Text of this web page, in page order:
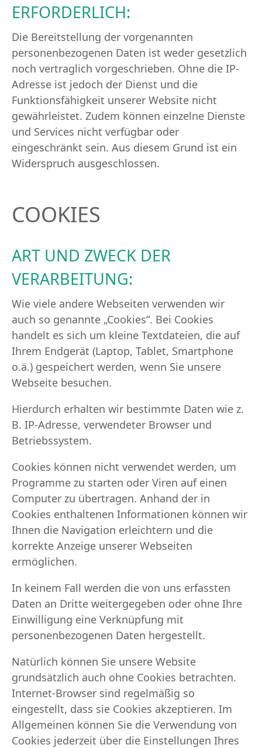
ERFORDERLICH:
Die Bereitstellung der vorgenannten
personenbezogenen Daten ist weder gesetzlich
noch vertraglich vorgeschrieben. Ohne die IP-
Adresse ist jedoch der Dienst und die
Funktionsfähigkeit unserer Website nicht
gewährleistet. Zudem können einzelne Dienste
und Services nicht verfügbar oder
eingeschränkt sein. Aus diesem Grund ist ein
Widerspruch ausgeschlossen.
COOKIES
ART UND ZWECK DER
VERARBEITUNG:
Wie viele andere Webseiten verwenden wir
auch so genannte „Cookies“. Bei Cookies
handelt es sich um kleine Textdateien, die auf
Ihrem Endgerät (Laptop, Tablet, Smartphone
o.ä.) gespeichert werden, wenn Sie unsere
Webseite besuchen.
Hierdurch erhalten wir bestimmte Daten wie z.
B. IP-Adresse, verwendeter Browser und
Betriebssystem.
Cookies können nicht verwendet werden, um
Programme zu starten oder Viren auf einen
Computer zu übertragen. Anhand der in
Cookies enthaltenen Informationen können wir
Ihnen die Navigation erleichtern und die
korrekte Anzeige unserer Webseiten
ermöglichen.
In keinem Fall werden die von uns erfassten
Daten an Dritte weitergegeben oder ohne Ihre
Einwilligung eine Verknüpfung mit
personenbezogenen Daten hergestellt.
Natürlich können Sie unsere Website
grundsätzlich auch ohne Cookies betrachten.
Internet-Browser sind regelmäßig so
eingestellt, dass sie Cookies akzeptieren. Im
Allgemeinen können Sie die Verwendung von
Cookies jederzeit über die Einstellungen Ihres